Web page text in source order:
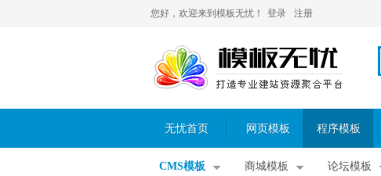
您好，欢迎来到模板无忧！ 登录 注册
无忧首页 网页模板 程序模板
CMS模板 商城模板 论坛模板